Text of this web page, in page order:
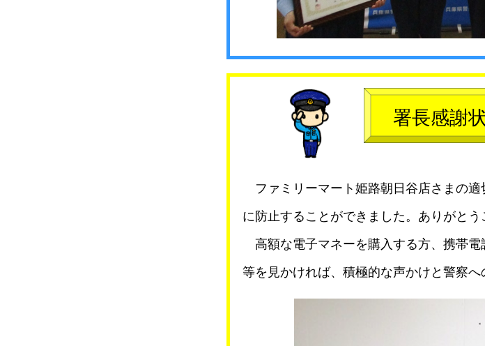
署長感謝
ファミリーマート姫路朝日谷店さまの
に防止することができました。ありがとう
高額な電子マネーを購入する方、携帯
等を見かければ、積極的な声かけと警察へ